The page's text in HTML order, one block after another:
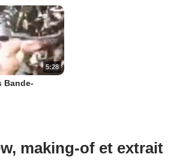
5:28
Bande-
making-of et extrait